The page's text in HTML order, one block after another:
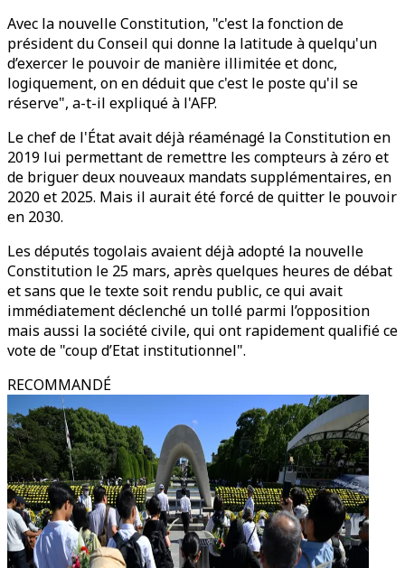
Avec la nouvelle Constitution, "c'est la fonction de
président du Conseil qui donne la latitude à quelqu'un
d’exercer le pouvoir de manière illimitée et donc,
logiquement, on en déduit que c'est le poste qu'il se
réserve", a-t-il expliqué à l'AFP.
Le chef de l'État avait déjà réaménagé la Constitution en
2019 lui permettant de remettre les compteurs à zéro et
de briguer deux nouveaux mandats supplémentaires, en
2020 et 2025. Mais il aurait été forcé de quitter le pouvoir
en 2030.
Les députés togolais avaient déjà adopté la nouvelle
Constitution le 25 mars, après quelques heures de débat
et sans que le texte soit rendu public, ce qui avait
immédiatement déclenché un tollé parmi l’opposition
mais aussi la société civile, qui ont rapidement qualifié ce
vote de "coup d’Etat institutionnel".
RECOMMANDÉ